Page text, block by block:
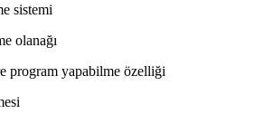
sistemi
olanağı
program yapabilme özelliği